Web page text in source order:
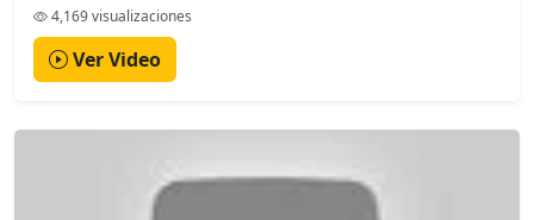
4,169 visualizaciones
Ver Video